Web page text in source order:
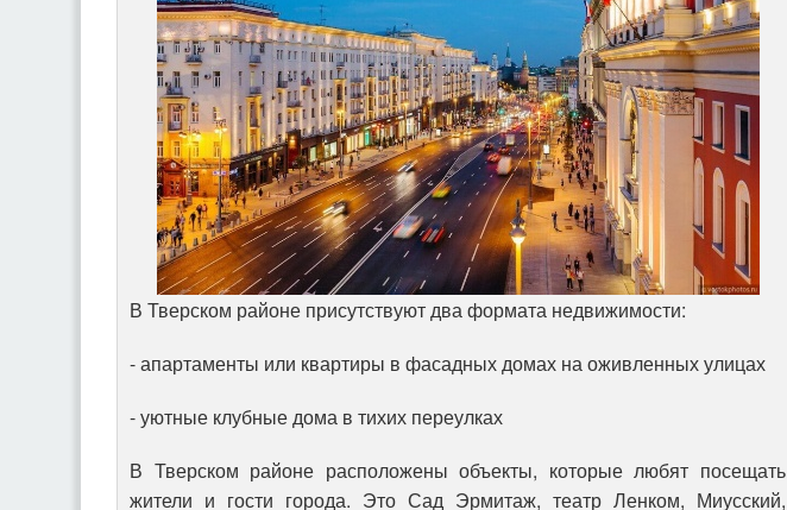
В Тверском районе присутствуют два формата недвижимости:
- апартаменты или квартиры в фасадных домах на оживленных улицах
- уютные клубные дома в тихих переулках
В Тверском районе расположены объекты, которые любят посещать
жители и гости города. Это Сад Эрмитаж, театр Ленком, Миусский,